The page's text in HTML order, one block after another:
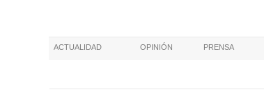
ACTUALIDAD OPINIÓN PRENSA